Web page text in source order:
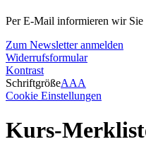
Per E-Mail informieren wir Sie
Zum Newsletter anmelden
Widerrufsformular
Kontrast
SchriftgrößeAAA
Cookie Einstellungen
Kurs-